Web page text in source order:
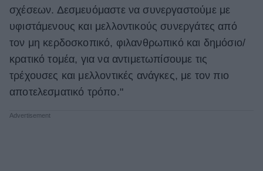
σχέσεων. Δεσμευόμαστε να συνεργαστούμε με
υφιστάμενους και μελλοντικούς συνεργάτες από
τον μη κερδοσκοπικό, φιλανθρωπικό και δημόσιο/
κρατικό τομέα, για να αντιμετωπίσουμε τις
τρέχουσες και μελλοντικές ανάγκες, με τον πιο
αποτελεσματικό τρόπο."